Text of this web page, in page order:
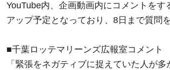
YouTube内、企画動画内にコメントを
アップ予定となっており、8日まで質問
■千葉ロッテマリーンズ広報室コメント
「緊張をネガティブに捉えていた人が